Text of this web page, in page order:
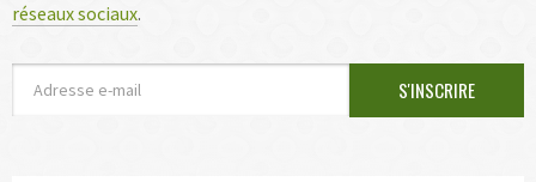
réseaux sociaux.
S'INSCRIRE